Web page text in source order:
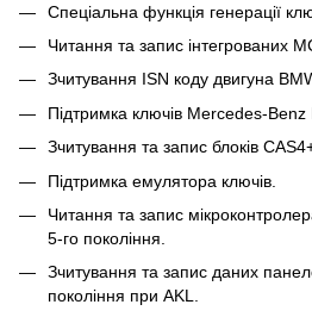
Спеціальна функція генерації
Читання та запис інтегрованих
Зчитування ISN коду двигуна
Підтримка ключів Mercedes-Benz
Зчитування та запис блоків
Підтримка емулятора ключів.
Читання та запис
5-го покоління.
Зчитування та запис даних
покоління при AKL.